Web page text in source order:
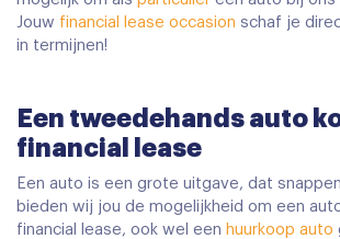
Jouw financial lease occasion schaf je
in termijnen!
Een tweedehands auto
financial lease
Een auto is een grote uitgave, dat
bieden wij jou de mogelijkheid om een
financial lease, ook wel een huurkoop auto